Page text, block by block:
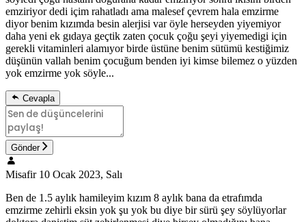
emziriyor dedi içim rahatladı ama malesef çevrem hala emzirme
diyor benim kızımda besin alerjisi var öyle herseyden yiyemiyor
daha yeni ek gıdaya geçtik zaten çocuk çoğu şeyi yiyemedigi için
gerekli vitaminleri alamıyor birde üstüne benim sütümü kestiğimiz
düşünün vallah benim çocuğum benden iyi kimse bilemez o yüzden
yok emzirme yok söyle...
Cevapla
Gönder
Misafir 10 Ocak 2023, Salı
Ben de 1.5 aylık hamileyim kızım 8 aylık bana da etrafımda
emzirme zehirli eksin yok şu yok bu diye bir sürü şey söylüyorlar